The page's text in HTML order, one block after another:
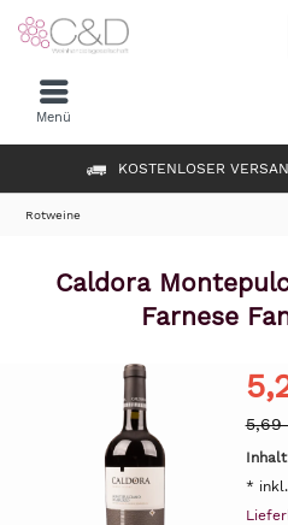
KOSTENLOSER
Menü
Rotweine
Caldora
Farnese
*